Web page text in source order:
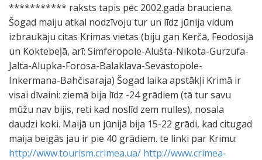
*********** raksts tapis pēc 2002.gada brauciena.
Šogad maiju atkal nodzīvoju tur un līdz jūnija vidum
izbraukāju citas Krimas vietas (biju gan Kerčā, Feodosijā
un Koktebeļā, arī: Simferopole-Alušta-Nikota-Gurzufa-
Jalta-Alupka-Forosa-Balaklava-Sevastopole-
Inkermana-Bahčisaraja) Šogad laika apstākļi Krimā ir
visai dīvaini: ziemā bija līdz -24 grādiem (tā tur savu
mūžu nav bijis, reti kad noslīd zem nulles), nosala
daudzi koki. Maijā un jūnijā bija 15-22 grādi, kad citugad
maija beigās jau ir pie 40 grādiem. te linki par Krimu:
http://www.tourism.crimea.ua/ http://www.crimea-